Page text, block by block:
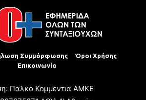
Συμμόρφωσης
Όροι Χρήσης
Επικοινωνία
Παλκο Κομμέντια ΑΜΚΕ